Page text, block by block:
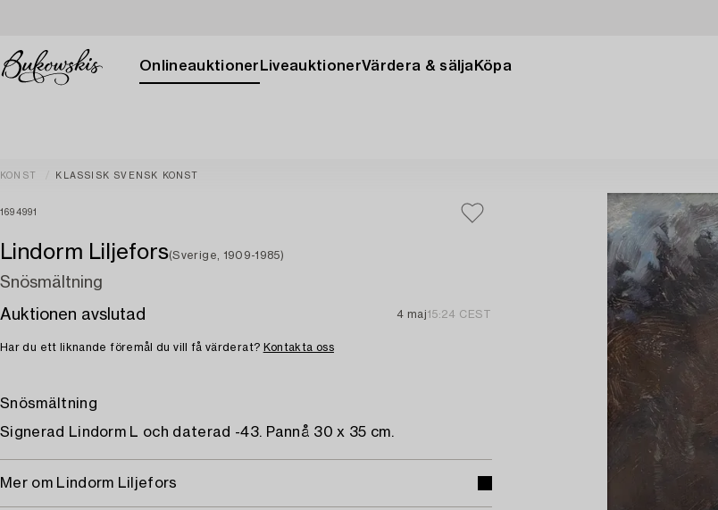
Onlineauktioner LiveauktionerVärdera & sälja Köpa
KONST KLASSISK SVENSK KONST
1694991
Lindorm Liljefors(Sverige, 1909-1985)
Snösmältning
Auktionen avslutad
4 maj15:24 CEST
Har du ett liknande föremål du vill få värderat? Kontakta oss
Snösmältning
Signerad Lindorm L och daterad -43. Pannå 30 x 35 cm.
Mer om Lindorm Liljefors